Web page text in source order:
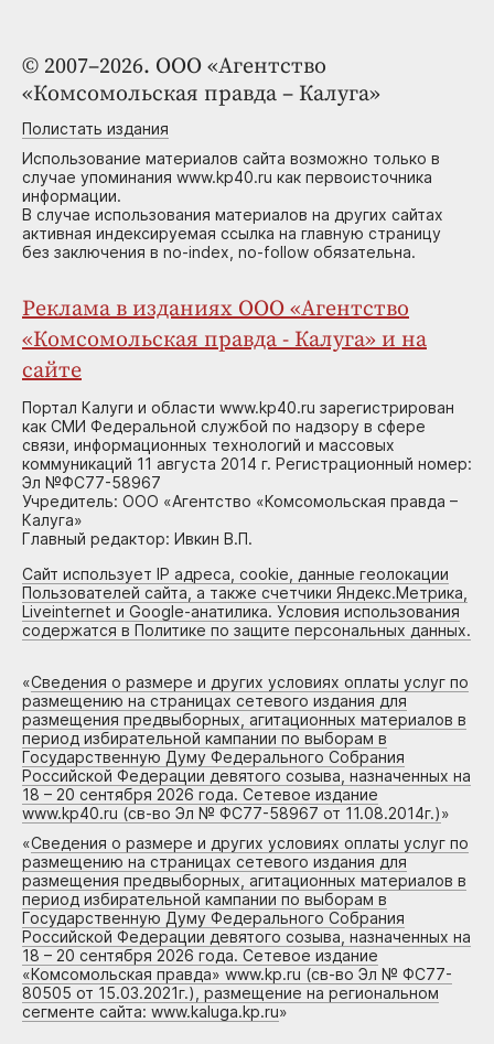
© 2007–2026. ООО «Агентство
«Комсомольская правда – Калуга»
Полистать издания
Использование материалов сайта возможно только в
случае упоминания www.kp40.ru как первоисточника
информации.
В случае использования материалов на других сайтах
активная индексируемая ссылка на главную страницу
без заключения в no-index, no-follow обязательна.
Реклама в изданиях ООО «Агентство
«Комсомольская правда - Калуга» и на
сайте
Портал Калуги и области www.kp40.ru зарегистрирован
как СМИ Федеральной службой по надзору в сфере
связи, информационных технологий и массовых
коммуникаций 11 августа 2014 г. Регистрационный номер:
Эл №ФС77-58967
Учредитель: ООО «Агентство «Комсомольская правда –
Калуга»
Главный редактор: Ивкин В.П.
Сайт использует IP адреса, cookie, данные геолокации
Пользователей сайта, а также счетчики Яндекс.Метрика,
Liveinternet и Google-анатилика. Условия использования
содержатся в Политике по защите персональных данных.
«Сведения о размере и других условиях оплаты услуг по
размещению на страницах сетевого издания для
размещения предвыборных, агитационных материалов в
период избирательной кампании по выборам в
Государственную Думу Федерального Собрания
Российской Федерации девятого созыва, назначенных на
18 – 20 сентября 2026 года. Сетевое издание
www.kp40.ru (св-во Эл № ФС77-58967 от 11.08.2014г.)»
«Сведения о размере и других условиях оплаты услуг по
размещению на страницах сетевого издания для
размещения предвыборных, агитационных материалов в
период избирательной кампании по выборам в
Государственную Думу Федерального Собрания
Российской Федерации девятого созыва, назначенных на
18 – 20 сентября 2026 года. Сетевое издание
«Комсомольская правда» www.kp.ru (св-во Эл № ФС77-
80505 от 15.03.2021г.), размещение на региональном
сегменте сайта: www.kaluga.kp.ru»